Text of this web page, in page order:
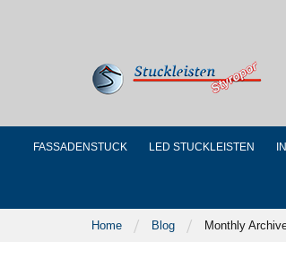
FASSADENSTUCK LED STUCKLEISTEN
Home Blog Monthly